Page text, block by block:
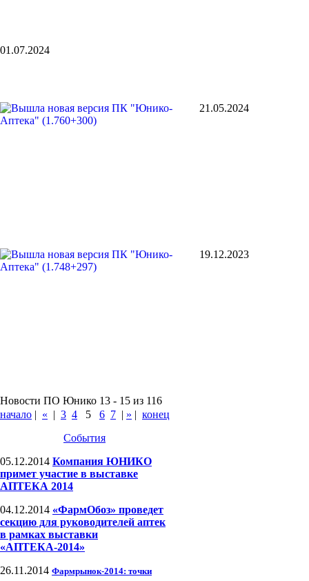
01.07.2024
21.05.2024
19.12.2023
Новости ПО Юнико 13 - 15 из 116
начало | « | 3 4 5 6 7 | » | конец
События
05.12.2014 Компания ЮНИКО
примет участие в выставке
АПТЕКА 2014
04.12.2014 «ФармОбоз» проведет
секцию для руководителей аптек
в рамках выставки
«АПТЕКА-2014»
26.11.2014 Фармрынок-2014: точки